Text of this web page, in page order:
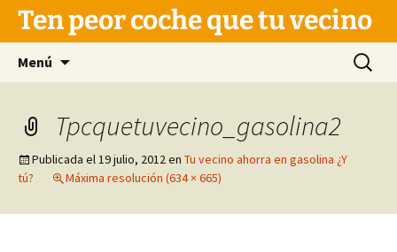
Saltar
contenido
Ten peor coche que tu vecino
Menú Buscar:
Tpcquetuvecino_gasolina2
Publicada el19 julio, 2012en Tu vecino ahorra en gasolina ¿Y
tú?
Máxima resolución (634 × 665)